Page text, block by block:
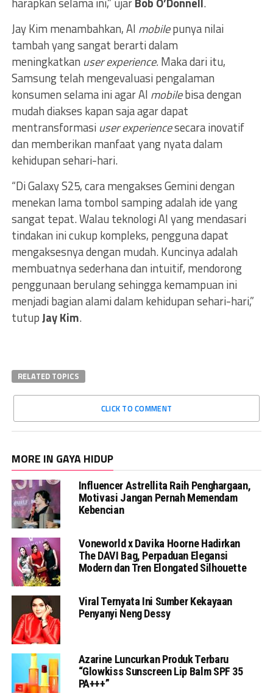
Jay Kim menambahkan, AI mobilepunya nilai
tambah yang sangat berarti dalam
meningkatkan user experience. Maka dari itu,
Samsung telah mengevaluasi pengalaman
konsumen selama ini agar AI mobilebisa dengan
mudah diakses kapan saja agar dapat
mentransformasi user experiencesecara inovatif
dan memberikan manfaat yang nyata dalam
kehidupan sehari-hari.
“Di Galaxy S25, cara mengakses Gemini dengan
menekan lama tombol samping adalah ide yang
sangat tepat. Walau teknologi AI yang mendasari
tindakan ini cukup kompleks, pengguna dapat
mengaksesnya dengan mudah. Kuncinya adalah
membuatnya sederhana dan intuitif, mendorong
penggunaan berulang sehingga kemampuan ini
menjadi bagian alami dalam kehidupan sehari-hari,”
tutupJay Kim.
RELATED TOPICS
CLICK TO COMMENT
MORE IN GAYA HIDUP
Influencer Astrellita Raih Penghargaan,
Motivasi Jangan Pernah Memendam
Kebencian
Voneworld x Davika Hoorne Hadirkan
The DAVI Bag, Perpaduan Elegansi
Modern dan Tren Elongated Silhouette
Viral Ternyata Ini Sumber Kekayaan
Penyanyi Neng Dessy
Azarine Luncurkan Produk Terbaru
“Glowkiss Sunscreen Lip Balm SPF 35
PA+++”